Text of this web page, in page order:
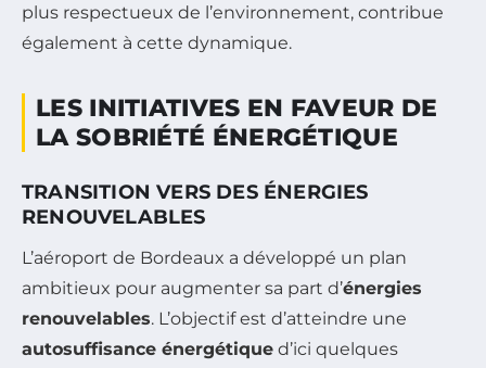
plus respectueux de l’environnement, contribue
également à cette dynamique.
LES INITIATIVES EN FAVEUR DE
LA SOBRIÉTÉ ÉNERGÉTIQUE
TRANSITION VERS DES ÉNERGIES
RENOUVELABLES
L’aéroport de Bordeaux a développé un plan
ambitieux pour augmenter sa part d’énergies
renouvelables. L’objectif est d’atteindre une
autosuffisance énergétique d’ici quelques